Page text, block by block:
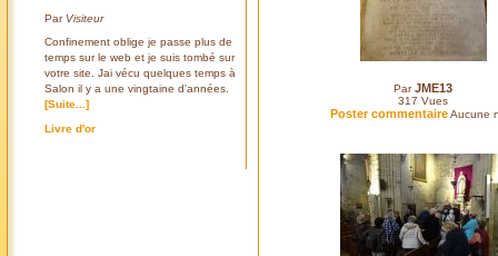
Par Visiteur
Confinement oblige je passe plus de
temps sur le web et je suis tombé sur
votre site. Jai vécu quelques temps à
Salon il y a une vingtaine d'années.
[Suite...]
Livre d'or
ParJME13
317 Vues
Poster commentaireAucune